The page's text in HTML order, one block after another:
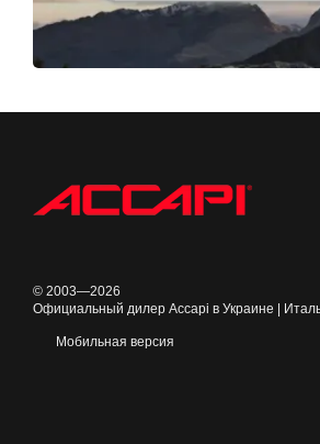
© 2003—2026
Официальный дилер Accapi в Украине |
Мобильная версия